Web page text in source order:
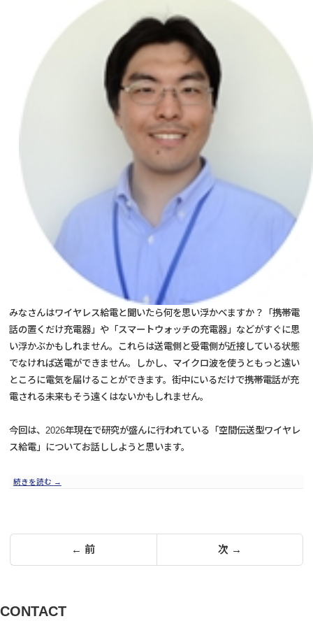
みなさんはワイヤレス給電と聞いたら何を思い浮かべますか？「携帯電
話の置くだけ充電器」や「スマートウォッチの充電器」などがすぐに思
い浮かぶかもしれません。これらは送電側と受電側が近接している状態
でなければ送電ができません。しかし、マイクロ波を使うともっと遠い
ところに電気を届けることができます。街中にいるだけで携帯電話が充
電される未来もそう遠くはないかもしれません。
今回は、2026年現在で研究が盛んに行われている「空間伝送型ワイヤレ
ス給電」についてお話ししようと思います。
続きを読む →
稿
ペ
← 前 次 →
CONTACT